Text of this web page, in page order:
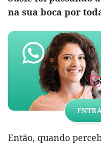
na sua boca por
Então, quando